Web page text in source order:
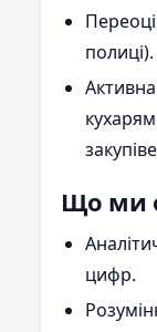
полиці).
Що ми
цифр.